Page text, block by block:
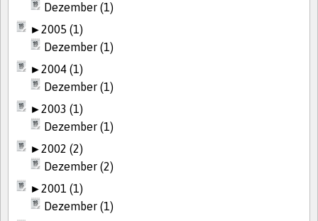
Dezember (1)
►2005 (1)
Dezember (1)
►2004 (1)
Dezember (1)
►2003 (1)
Dezember (1)
►2002 (2)
Dezember (2)
►2001 (1)
Dezember (1)